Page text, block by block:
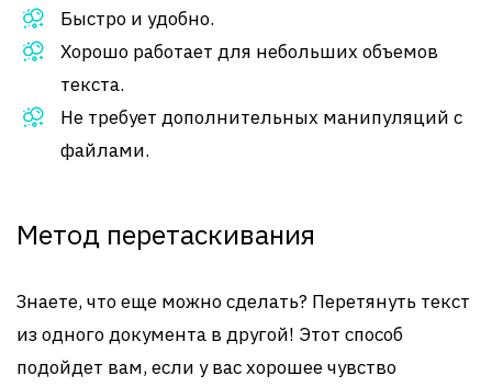
Быстро и удобно.
Хорошо работает для небольших объемов
текста.
Не требует дополнительных манипуляций с
файлами.
Метод перетаскивания
Знаете, что еще можно сделать? Перетянуть текст
из одного документа в другой! Этот способ
подойдет вам, если у вас хорошее чувство